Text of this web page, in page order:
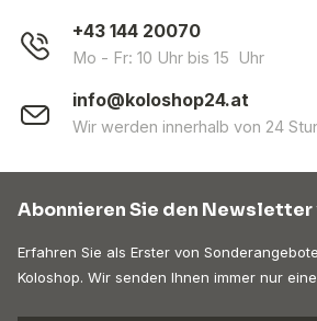
+43 144 20070
Mo - Fr: 10 Uhr bis 15 Uhr
info@koloshop24.at
Wir werden innerhalb von 24
Abonnieren Sie den Newsletter
Erfahren Sie als Erster von
Koloshop. Wir senden Ihnen immer nur